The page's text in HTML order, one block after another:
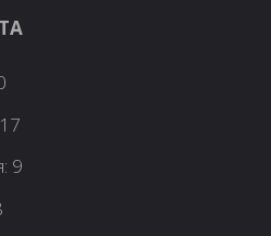
17
9